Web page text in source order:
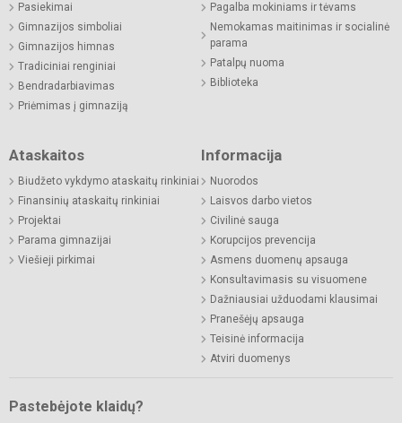
Pasiekimai
Gimnazijos simboliai
Gimnazijos himnas
Tradiciniai renginiai
Bendradarbiavimas
Priėmimas į gimnaziją
Pagalba mokiniams ir tėvams
Nemokamas maitinimas ir socialinė
parama
Patalpų nuoma
Biblioteka
Ataskaitos
Biudžeto vykdymo ataskaitų rinkiniai
Finansinių ataskaitų rinkiniai
Projektai
Parama gimnazijai
Viešieji pirkimai
Informacija
Nuorodos
Laisvos darbo vietos
Civilinė sauga
Korupcijos prevencija
Asmens duomenų apsauga
Konsultavimasis su visuomene
Dažniausiai užduodami klausimai
Pranešėjų apsauga
Teisinė informacija
Atviri duomenys
Pastebėjote klaidų?